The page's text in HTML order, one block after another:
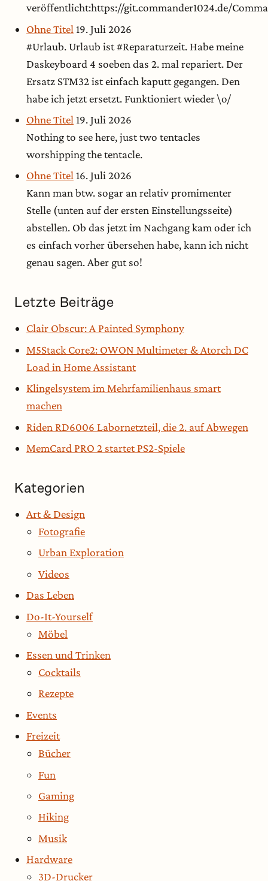
veröffentlicht:https://git.commander1024.de/
Ohne Titel 19. Juli 2026
#Urlaub. Urlaub ist #Reparaturzeit. Habe meine
Daskeyboard 4 soeben das 2. mal repariert. Der
Ersatz STM32 ist einfach kaputt gegangen. Den
habe ich jetzt ersetzt. Funktioniert wieder \o/
Ohne Titel 19. Juli 2026
Nothing to see here, just two tentacles
worshipping the tentacle.
Ohne Titel 16. Juli 2026
Kann man btw. sogar an relativ promimenter
Stelle (unten auf der ersten Einstellungsseite)
abstellen. Ob das jetzt im Nachgang kam oder ich
es einfach vorher übersehen habe, kann ich nicht
genau sagen. Aber gut so!
Letzte Beiträge
Clair Obscur: A Painted Symphony
M5Stack Core2: OWON Multimeter & Atorch DC
Load in Home Assistant
Klingelsystem im Mehrfamilienhaus smart
machen
Riden RD6006 Labornetzteil, die 2. auf Abwegen
MemCard PRO 2 startet PS2-Spiele
Kategorien
Art & Design
Fotografie
Urban Exploration
Videos
Das Leben
Do-It-Yourself
Möbel
Essen und Trinken
Cocktails
Rezepte
Events
Freizeit
Bücher
Fun
Gaming
Hiking
Musik
Hardware
3D-Drucker